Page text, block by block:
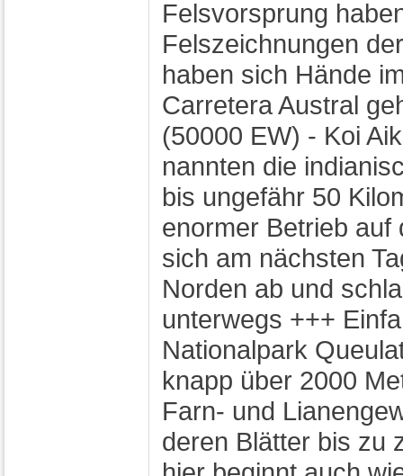
Felsvorsprung
Felszeichnungen
haben sich Hände
Carretera Austral
(50000 EW) - Koi
nannten die
bis ungefähr 50
enormer Betrieb auf
sich am nächsten
Norden ab und
unterwegs +++
Nationalpark
knapp über 2000
Farn- und
deren Blätter bis zu